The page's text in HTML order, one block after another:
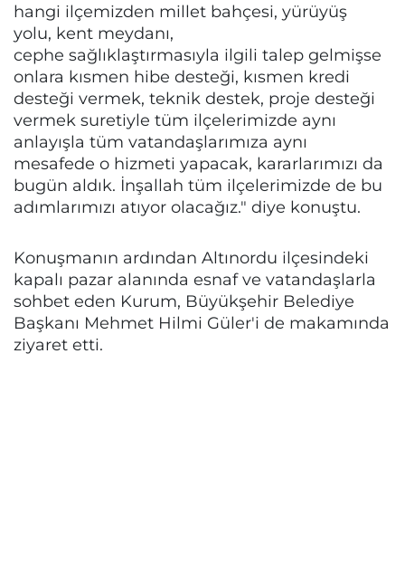
hangi ilçemizden millet bahçesi, yürüyüş
yolu, kent meydanı,
cephe sağlıklaştırmasıyla ilgili talep gelmişse
onlara kısmen hibe desteği, kısmen kredi
desteği vermek, teknik destek, proje desteği
vermek suretiyle tüm ilçelerimizde aynı
anlayışla tüm vatandaşlarımıza aynı
mesafede o hizmeti yapacak, kararlarımızı da
bugün aldık. İnşallah tüm ilçelerimizde de bu
adımlarımızı atıyor olacağız." diye konuştu.
Konuşmanın ardından Altınordu ilçesindeki
kapalı pazar alanında esnaf ve vatandaşlarla
sohbet eden Kurum, Büyükşehir Belediye
Başkanı Mehmet Hilmi Güler'i de makamında
ziyaret etti.